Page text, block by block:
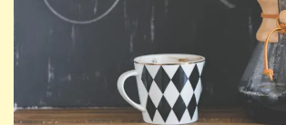
たらどのくらい軽くなる？
食品乾燥機 v.s. 真空凍結乾
機（温風乾燥v.s.フリーズドライ）